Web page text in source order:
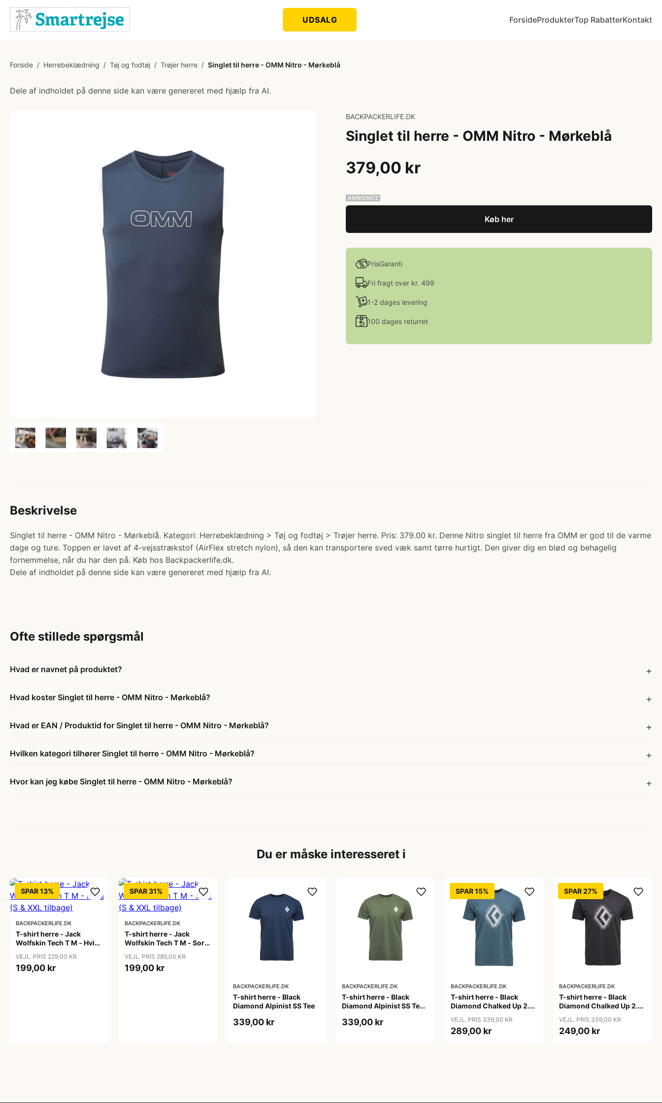
UDSALG ForsideProdukterTop RabatterKontakt
Forside / Herrebeklædning / Tøj og fodtøj / Trøjer herre / Singlet til herre - OMM Nitro - Mørkeblå
Dele af indholdet på denne side kan være genereret med hjælp fra AI.
BACKPACKERLIFE.DK
Singlet til herre - OMM Nitro - Mørkeblå
379,00 kr
Køb her
PrisGaranti
Fri fragt over kr. 499
1-2 dages levering
100 dages returret
Beskrivelse
Singlet til herre - OMM Nitro - Mørkeblå. Kategori: Herrebeklædning > Tøj og fodtøj > Trøjer herre. Pris: 379.00 kr. Denne Nitro singlet til herre fra OMM er god til de varme
dage og ture. Toppen er lavet af 4-vejsstrækstof (AirFlex stretch nylon), så den kan transportere sved væk samt tørre hurtigt. Den giver dig en blød og behagelig
fornemmelse, når du har den på. Køb hos Backpackerlife.dk.
Dele af indholdet på denne side kan være genereret med hjælp fra AI.
Ofte stillede spørgsmål
Hvad er navnet på produktet?
Hvad koster Singlet til herre - OMM Nitro - Mørkeblå?
Hvad er EAN / Produktid for Singlet til herre - OMM Nitro - Mørkeblå?
Hvilken kategori tilhører Singlet til herre - OMM Nitro - Mørkeblå?
Hvor kan jeg købe Singlet til herre - OMM Nitro - Mørkeblå?
Du er måske interesseret i
SPAR 13%
BACKPACKERLIFE.DK
T-shirt herre - Jack
Wolfskin Tech T M - Hvid
VEJL. PRIS 229,00 KR
199,00 kr
SPAR 31%
BACKPACKERLIFE.DK
T-shirt herre - Jack
Wolfskin Tech T M - Sort
VEJL. PRIS 289,00 KR
199,00 kr
BACKPACKERLIFE.DK
T-shirt herre - Black
Diamond Alpinist SS Tee
339,00 kr
BACKPACKERLIFE.DK
T-shirt herre - Black
Diamond Alpinist SS Tee -
339,00 kr
SPAR 15%
BACKPACKERLIFE.DK
T-shirt herre - Black
Diamond Chalked Up 2.0
VEJL. PRIS 339,00 KR
289,00 kr
SPAR 27%
BACKPACKERLIFE.DK
T-shirt herre - Black
Diamond Chalked Up 2.0
VEJL. PRIS 339,00 KR
249,00 kr